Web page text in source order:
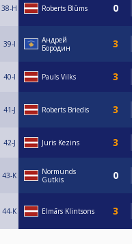
38-H Roberts Blūms
39-I
Андрей
Бородин
40-I Pauls Vilks
41-J Roberts Briedis
42-J Juris Kezins
43-K
Normunds
Gutkis
44-K Elmārs Klintsons